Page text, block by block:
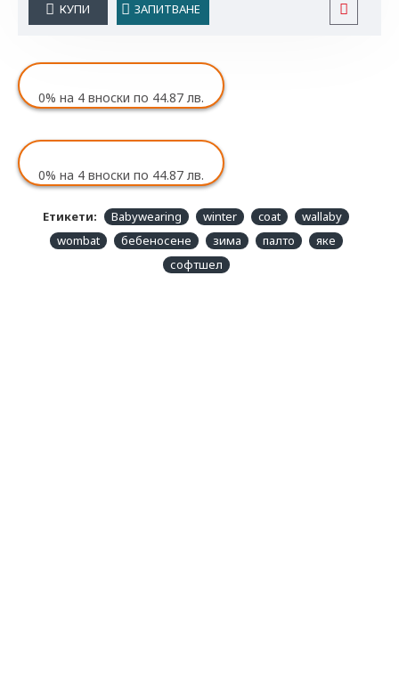
КУПИ ЗАПИТВАНЕ
0% на 4 вноски по 44.87 лв.
0% на 4 вноски по 44.87 лв.
Етикети: Babywearing winter coat
wallaby
wombat
бебеносене зима палто
яке
софтшел